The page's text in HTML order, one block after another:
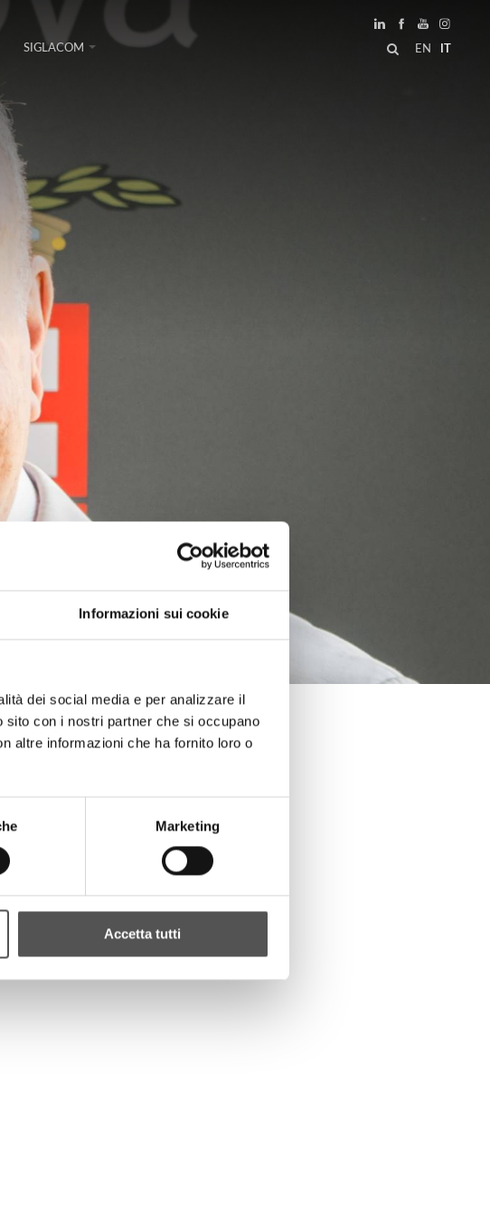
Informazioni sui cookie
dei social media e per analizzare il
con i nostri partner che si occupano
altre informazioni che ha fornito loro o
Marketing
Accetta tutti
EN IT
SIGLACOM